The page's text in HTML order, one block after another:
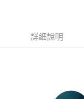
恩沛科技股份有限公司將
詳細說明